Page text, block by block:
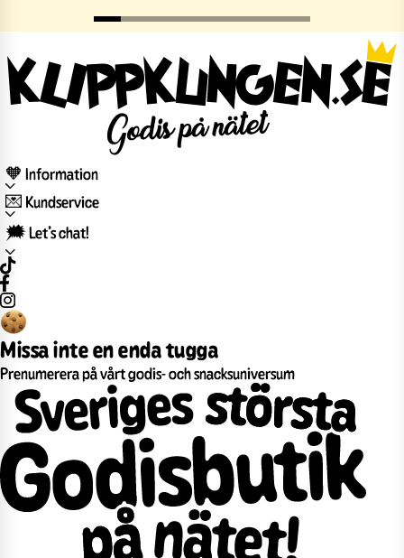
🧡 Information
💌 Kundservice
🗯️ Let’s chat!
Missa inte en enda tugga
Prenumerera på vårt godis- och snacksuniversum